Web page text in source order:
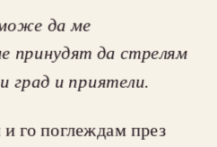
може да ме
принудят да стрелям
го поглеждам през